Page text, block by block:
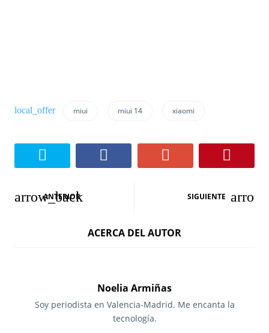
miui miui 14 xiaomi
N
ANTERIOR SIGUIENTE
ACERCA DEL AUTOR
Noelia Armiñas
Soy periodista en Valencia-Madrid. Me encanta la
tecnología.